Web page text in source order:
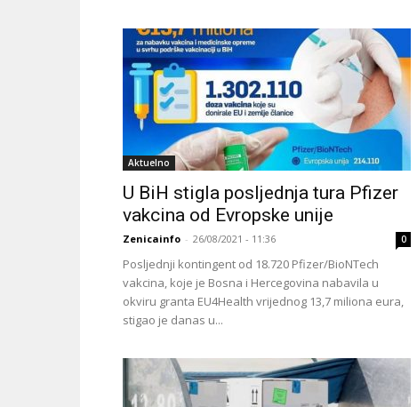
Aktuelno
U BiH stigla posljednja tura Pfizer
vakcina od Evropske unije
Zenicainfo - 26/08/2021 - 11:36 0
Posljednji kontingent od 18.720 Pfizer/BioNTech
vakcina, koje je Bosna i Hercegovina nabavila u
okviru granta EU4Health vrijednog 13,7 miliona eura,
stigao je danas u...